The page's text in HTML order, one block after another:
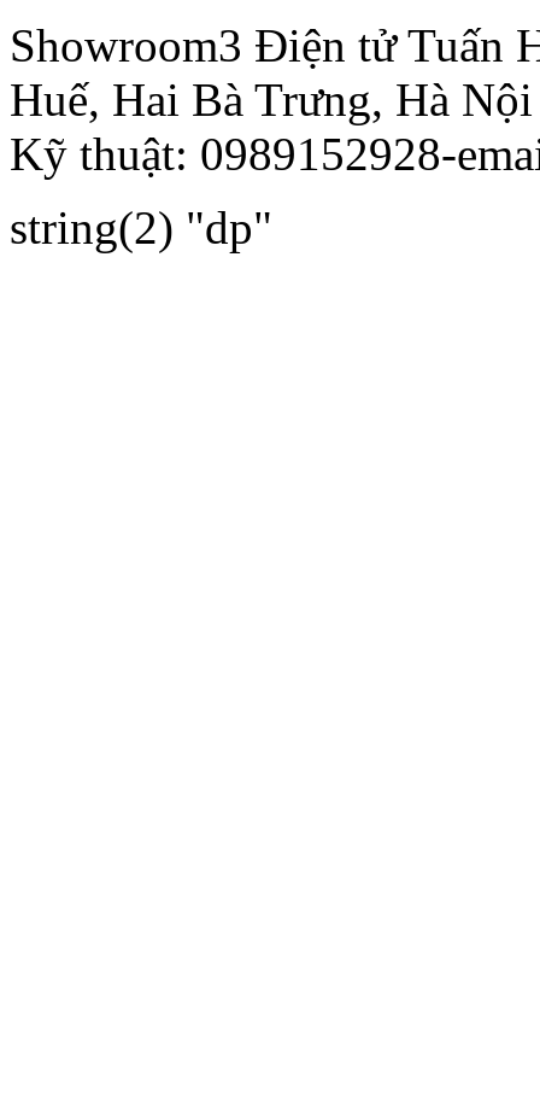
Showroom3 Điện tử Tuấn
Huế, Hai Bà Trưng, Hà Nội
Kỹ thuật: 0989152928-
string(2) "dp"